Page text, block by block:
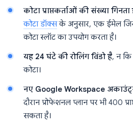
कोटा प्राप्तकर्ताओं की संख्या
कोटा डॉक्सके अनुसार, एक ईमेल
कोटा स्लॉट का उपयोग करता है।
यह 24 घंटे की रोलिंग विंडो है, न कि
कोटा।
नए Google Workspace
दौरान प्रोफेशनल प्लान पर भी 400
सकता है।